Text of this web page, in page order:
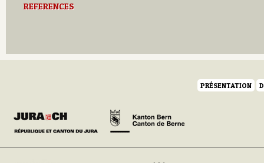
REFERENCES
PRÉSENTATION